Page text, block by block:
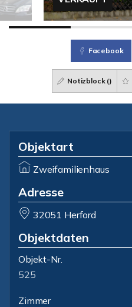
Facebook
Notizblock ()
Objektart
Zweifamilienhaus
Adresse
32051 Herford
Objektdaten
Objekt-Nr.
525
Zimmer